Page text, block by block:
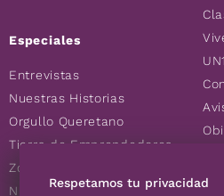
Especiales
Entrevistas
Nuestras Historias
Orgullo Queretano
Tierra de Emprendedores
Zoociales
Nuevos Queretanos
Respetamos tu privacidad